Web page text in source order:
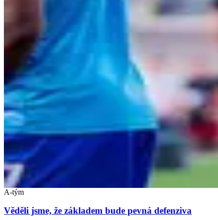
A-tým
Věděli jsme, že základem bude pevná defenziva